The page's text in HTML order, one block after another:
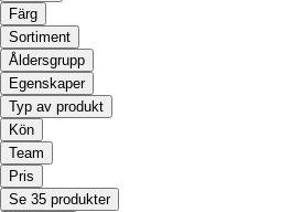
Färg
Sortiment
Åldersgrupp
Egenskaper
Typ av produkt
Kön
Team
Pris
Se 35 produkter